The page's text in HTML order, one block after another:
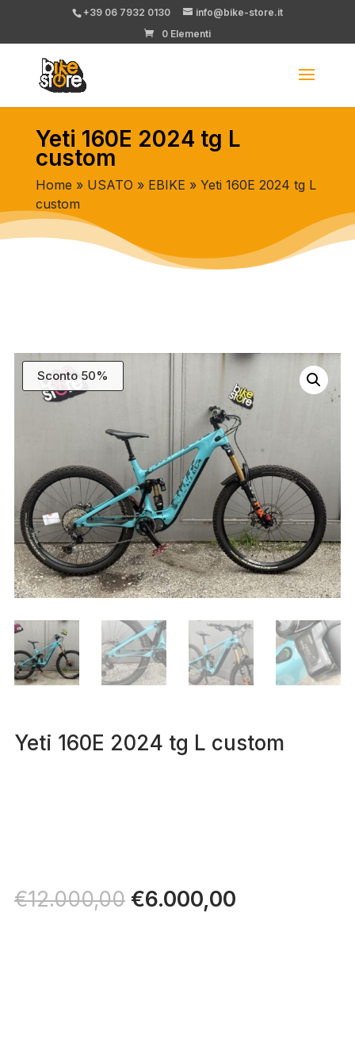
+39 06 7932 0130
info@bike-store.it
0 Elementi
Yeti 160E 2024 tg L
custom
Home » USATO » EBIKE » Yeti 160E 2024 tg L
custom
Sconto 50%
Yeti 160E 2024 tg L custom
€12.000,00 Il
€6.000,00Il